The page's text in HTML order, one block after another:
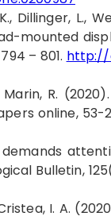
Dillinger, L.,
mounted
– 801. http://
Marin, R.
online, 53-
demands
Bulletin,
I. A.